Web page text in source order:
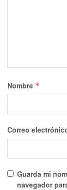
Nombre *
Correo
Guarda mi
navegador